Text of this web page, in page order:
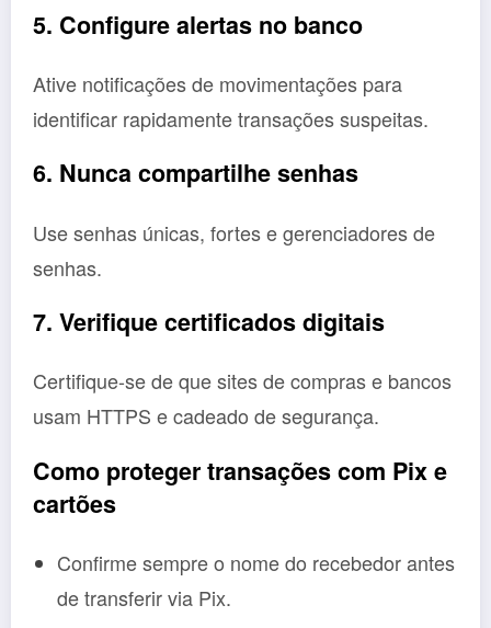
5. Configure alertas no banco
Ative notificações de movimentações para
identificar rapidamente transações suspeitas.
6. Nunca compartilhe senhas
Use senhas únicas, fortes e gerenciadores de
senhas.
7. Verifique certificados digitais
Certifique-se de que sites de compras e bancos
usam HTTPS e cadeado de segurança.
Como proteger transações com Pix e
cartões
Confirme sempre o nome do recebedor antes
de transferir via Pix.